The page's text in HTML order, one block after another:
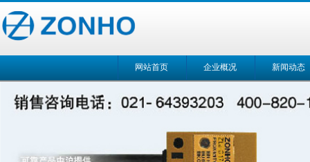
网站首页 企业概况 新闻动态